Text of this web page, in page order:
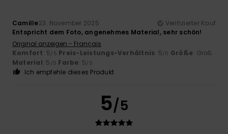
Camille23. November 2025
Verifizierter Kauf
Entspricht dem Foto, angenehmes Material, sehr schön!
Original anzeigen - Français
Komfort: 5/5 Preis-Leistungs-Verhältnis: 5/5 Größe: Groß
Material: 5 /5 Farbe: 5/5
Ich empfehle dieses Produkt
5/5